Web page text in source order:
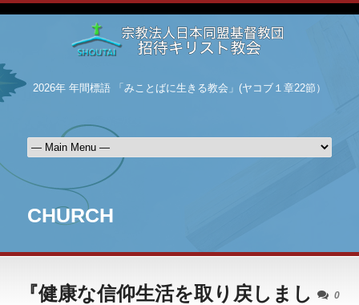
2026年 年間標語 「みことばに生きる教会」(ヤコブ１章22節）
CHURCH
0
『健康な信仰生活を取り戻しまし